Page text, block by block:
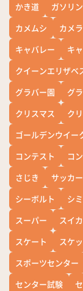
かき道
ガソリン
カメムシ
カメラ
キャバレー
キ
クイーンエリザベ
グラバー園
グ
クリスマス
ク
ゴールデンウイー
コンテスト
コ
さじき
サッカー
シーボルト
シ
スーパー
スイカ
スケート
スケ
スポーツセンター
センター試験